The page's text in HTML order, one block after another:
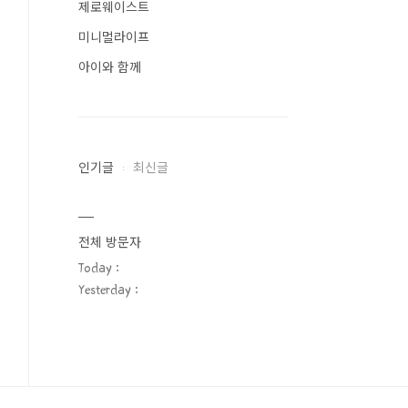
제로웨이스트
미니멀라이프
아이와 함께
인기글 최신글
전체 방문자
Today :
Yesterday :